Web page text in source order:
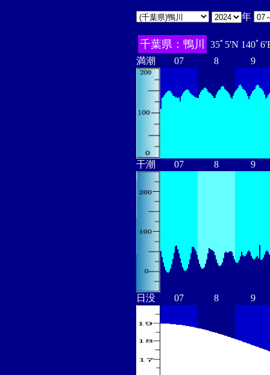
年
千葉県：鴨川
35ﾟ5'N 140ﾟ
満潮
07 8 9
干潮 07 8 9
日没 07 8 9